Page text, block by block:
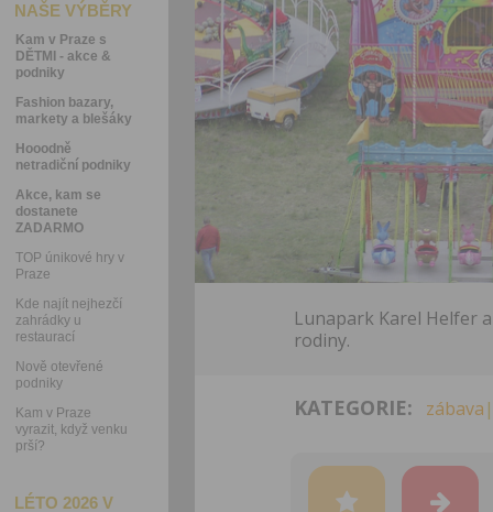
NAŠE VÝBĚRY
Kam v Praze s
DĚTMI - akce &
podniky
Fashion bazary,
markety a blešáky
Hooodně
netradiční podniky
Akce, kam se
dostanete
ZADARMO
TOP únikové hry v
Praze
Kde najít nejhezčí
zahrádky u
restaurací
Nově otevřené
podniky
Kam v Praze
vyrazit, když venku
prší?
LÉTO 2026 V
Lunapark Karel Helfer
rodiny.
KATEGORIE: zábava